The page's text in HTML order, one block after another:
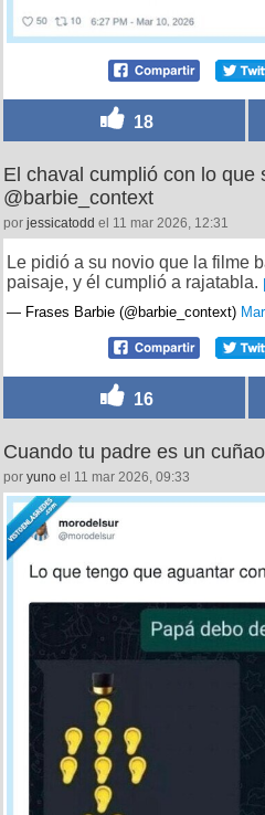
18
El chaval cumplió con lo que
@barbie_context
por jessicatodd el 11 mar 2026, 12:31
Le pidió a su novio que la filme
paisaje, y él cumplió a rajatabla.
— Frases Barbie (@barbie_context)
16
Cuando tu padre es un
por yuno el 11 mar 2026, 09:33